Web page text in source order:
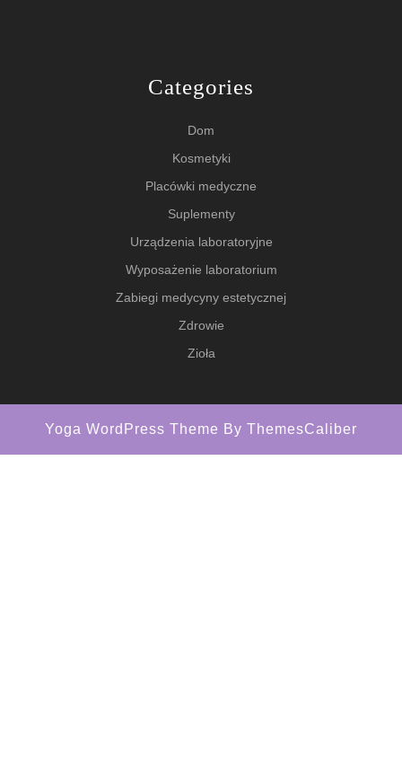
Categories
Dom
Kosmetyki
Placówki medyczne
Suplementy
Urządzenia laboratoryjne
Wyposażenie laboratorium
Zabiegi medycyny estetycznej
Zdrowie
Zioła
Yoga WordPress Theme By ThemesCaliber